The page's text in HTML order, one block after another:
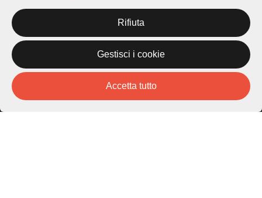
Città di Lugano
Cultura
Piazza Carlo Cattaneo 1
6976 Castagnola
Rifiuta
Gestisci i cookie
Accetta tutto